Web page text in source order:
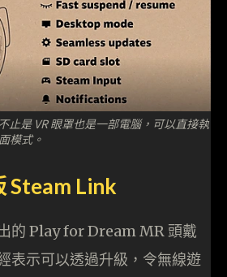
止是 VR 眼罩也是一部電腦，可以直接執
模式。
Steam Link
的 Play for Dream MR 頭戴
表示可以透過升級，令無線遊